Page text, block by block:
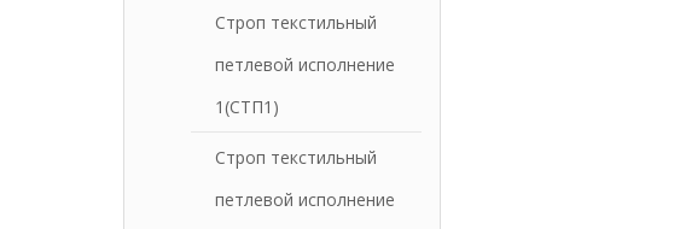
Строп текстильный
петлевой исполнение
1(СТП1)
Строп текстильный
петлевой исполнение